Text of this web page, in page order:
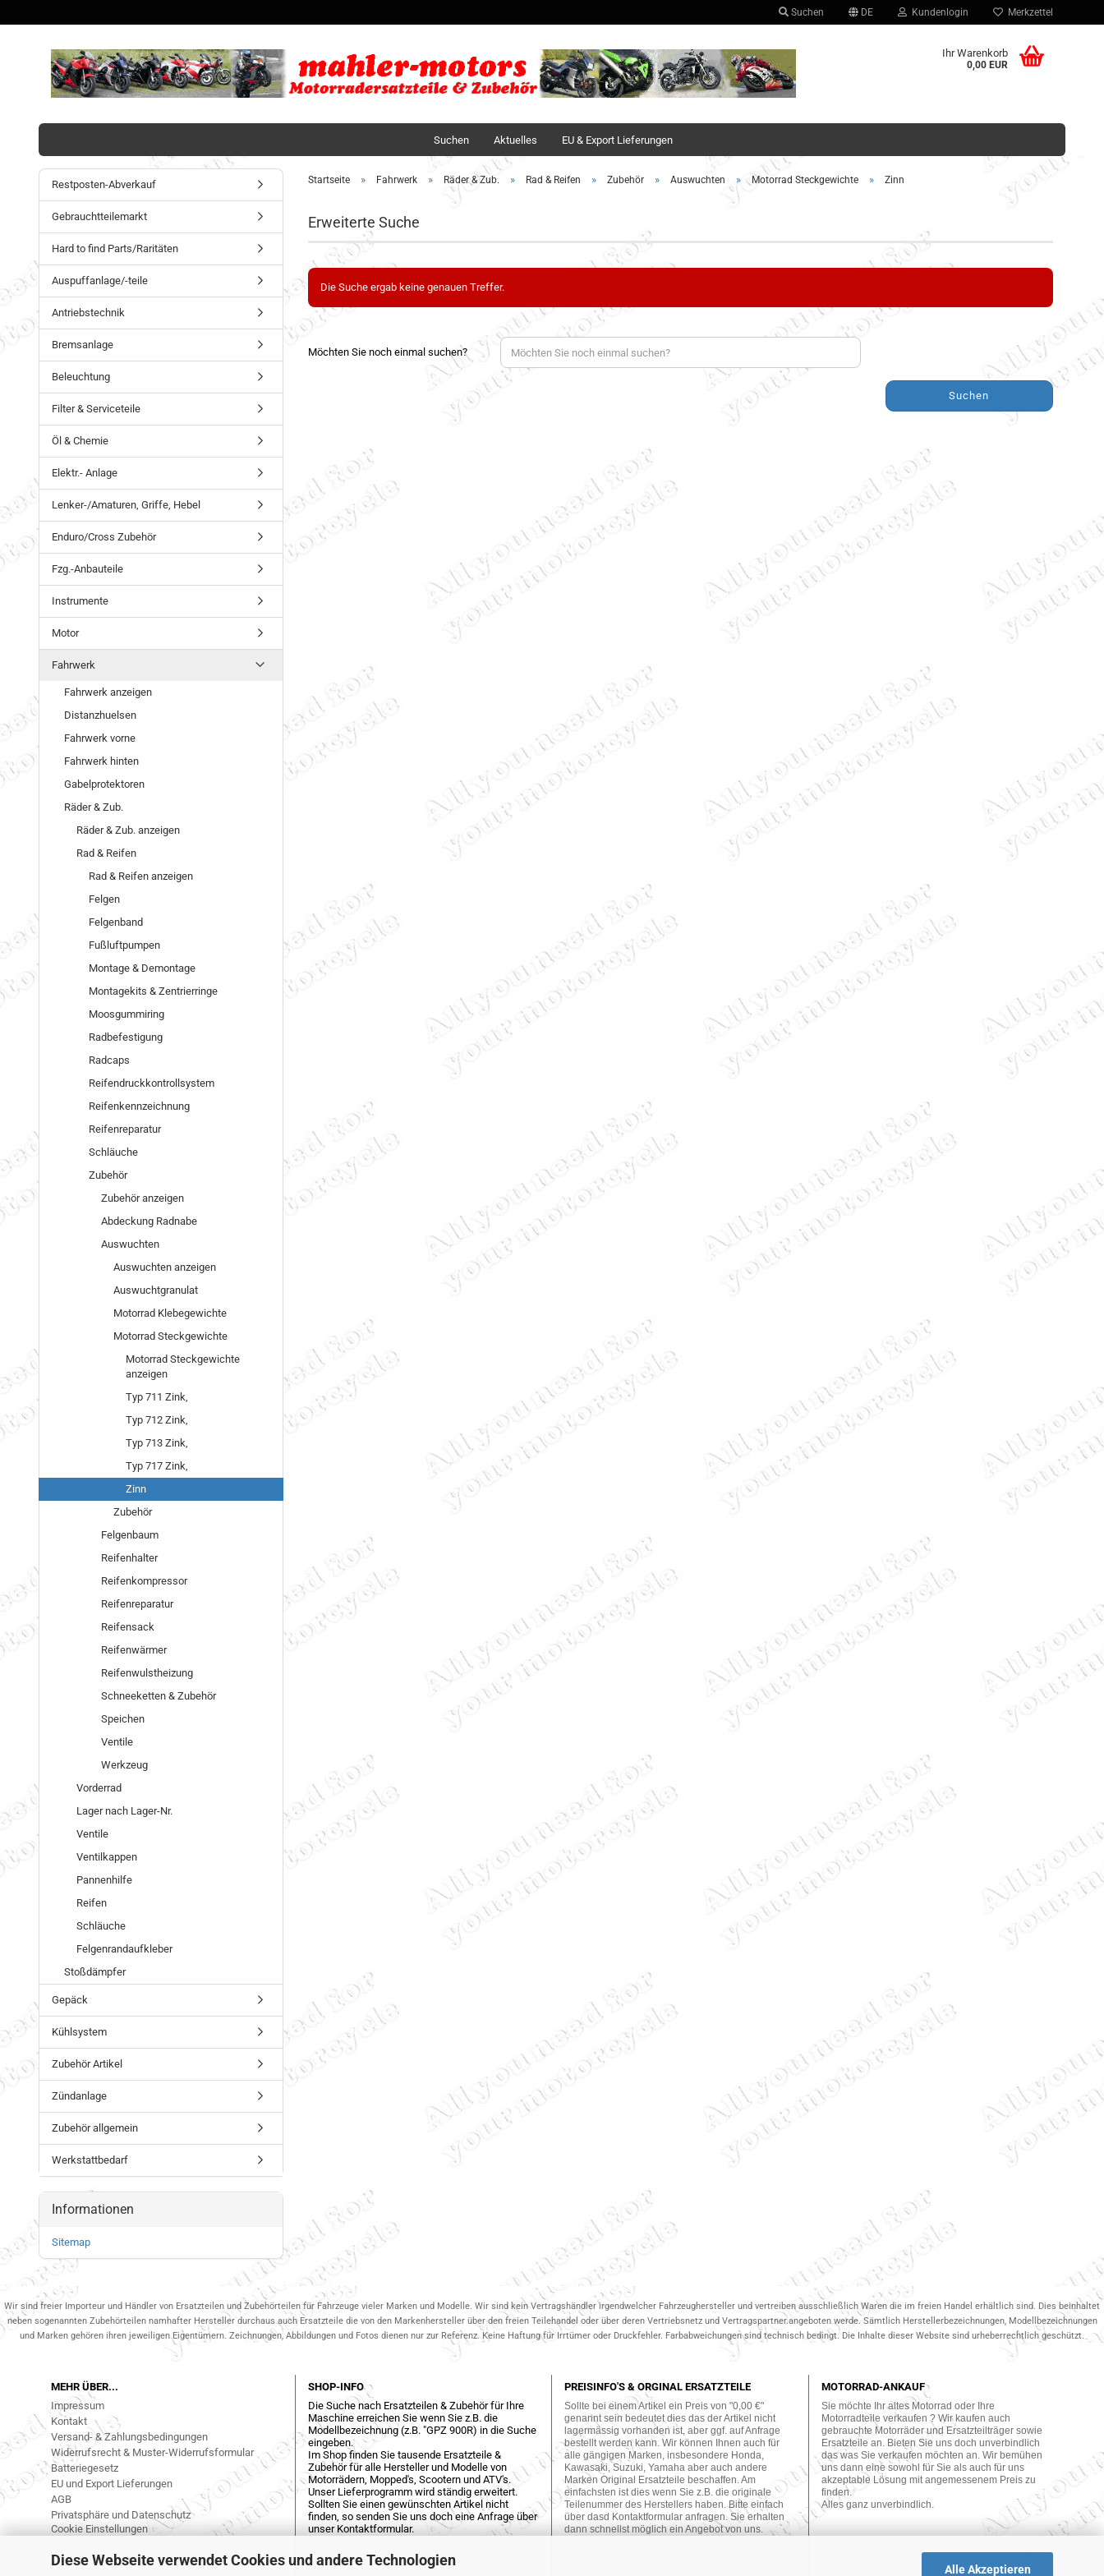
Diese Webseite verwendet Cookies und andere Technologien
Alle Akzeptieren
Suchen DE
Sprache auswählen
Kundenlogin
Konto erstellen
Merkzettel
Ihr Warenkorb
0,00 EUR
Suchen Aktuelles EU & Export Lieferungen
Startseite » Fahrwerk » Räder & Zub. » Rad & Reifen » Zubehör » Auswuchten » Motorrad Steckgewichte » Zinn
Erweiterte Suche
Die Suche ergab keine genauen Treffer.
Möchten Sie noch einmal suchen?
Suchen
Restposten-Abverkauf
Gebrauchtteilemarkt
Hard to find Parts/Raritäten
Auspuffanlage/-teile
Antriebstechnik
Bremsanlage
Beleuchtung
Filter & Serviceteile
Öl & Chemie
Elektr.- Anlage
Lenker-/Amaturen, Griffe, Hebel
Enduro/Cross Zubehör
Fzg.-Anbauteile
Instrumente
Motor
Fahrwerk
Fahrwerk anzeigen
Distanzhuelsen
Fahrwerk vorne
Fahrwerk hinten
Gabelprotektoren
Räder & Zub.
Räder & Zub. anzeigen
Rad & Reifen
Rad & Reifen anzeigen
Felgen
Felgenband
Fußluftpumpen
Montage & Demontage
Montagekits & Zentrierringe
Moosgummiring
Radbefestigung
Radcaps
Reifendruckkontrollsystem
Reifenkennzeichnung
Reifenreparatur
Schläuche
Zubehör
Zubehör anzeigen
Abdeckung Radnabe
Auswuchten
Auswuchten anzeigen
Auswuchtgranulat
Motorrad Klebegewichte
Motorrad Steckgewichte
Motorrad Steckgewichte
anzeigen
Typ 711 Zink,
Typ 712 Zink,
Typ 713 Zink,
Typ 717 Zink,
Zinn
Zubehör
Felgenbaum
Reifenhalter
Reifenkompressor
Reifenreparatur
Reifensack
Reifenwärmer
Reifenwulstheizung
Schneeketten & Zubehör
Speichen
Ventile
Werkzeug
Vorderrad
Lager nach Lager-Nr.
Ventile
Ventilkappen
Pannenhilfe
Reifen
Schläuche
Felgenrandaufkleber
Stoßdämpfer
Gepäck
Kühlsystem
Zubehör Artikel
Zündanlage
Zubehör allgemein
Werkstattbedarf
Informationen
Sitemap
Wir sind freier Importeur und Händler von Ersatzteilen und Zubehörteilen für Fahrzeuge vieler Marken und Modelle. Wir sind kein Vertragshändler irgendwelcher Fahrzeughersteller und vertreiben ausschließlich Waren die im freien Handel erhältlich sind. Dies beinhaltet
neben sogenannten Zubehörteilen namhafter Hersteller durchaus auch Ersatzteile die von den Markenhersteller über den freien Teilehandel oder über deren Vertriebsnetz und Vertragspartner.angeboten werde. Sämtlich Herstellerbezeichnungen, Modellbezeichnungen
und Marken gehören ihren jeweiligen Eigentümern. Zeichnungen, Abbildungen und Fotos dienen nur zur Referenz. Keine Haftung für Irrtümer oder Druckfehler. Farbabweichungen sind technisch bedingt. Die Inhalte dieser Website sind urheberrechtlich geschützt.
MEHR ÜBER...
Impressum
Kontakt
Versand- & Zahlungsbedingungen
Widerrufsrecht & Muster-Widerrufsformular
Batteriegesetz
EU und Export Lieferungen
AGB
Privatsphäre und Datenschutz
Cookie Einstellungen
SHOP-INFO
Die Suche nach Ersatzteilen & Zubehör für Ihre
Maschine erreichen Sie wenn Sie z.B. die
Modellbezeichnung (z.B. "GPZ 900R) in die Suche
eingeben.
Im Shop finden Sie tausende Ersatzteile &
Zubehör für alle Hersteller und Modelle von
Motorrädern, Mopped's, Scootern und ATV's.
Unser Lieferprogramm wird ständig erweitert.
Sollten Sie einen gewünschten Artikel nicht
finden, so senden Sie uns doch eine Anfrage über
unser Kontaktformular.
PREISINFO'S & ORGINAL ERSATZTEILE
Sollte bei einem Artikel ein Preis von "0,00 €"
genannt sein bedeutet dies das der Artikel nicht
lagermässig vorhanden ist, aber ggf. auf Anfrage
bestellt werden kann. Wir können Ihnen auch für
alle gängigen Marken, insbesondere Honda,
Kawasaki, Suzuki, Yamaha aber auch andere
Marken Original Ersatzteile beschaffen. Am
einfachsten ist dies wenn Sie z.B. die originale
Teilenummer des Herstellers haben. Bitte einfach
über dasd Kontaktformular anfragen. Sie erhalten
dann schnellst möglich ein Angebot von uns.
MOTORRAD-ANKAUF
Sie möchte Ihr altes Motorrad oder Ihre
Motorradteile verkaufen ? Wir kaufen auch
gebrauchte Motorräder und Ersatzteilträger sowie
Ersatzteile an. Bieten Sie uns doch unverbindlich
das was Sie verkaufen möchten an. Wir bemühen
uns dann eine sowohl für Sie als auch für uns
akzeptable Lösung mit angemessenem Preis zu
finden.
Alles ganz unverbindlich.